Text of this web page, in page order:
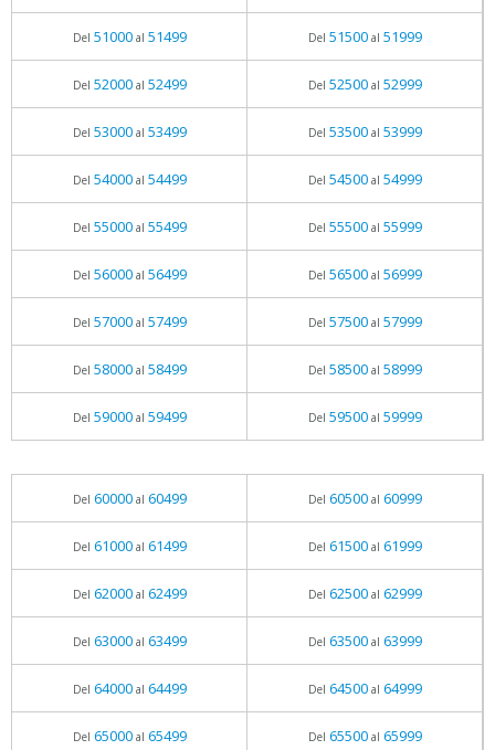
Del 51000al 51499 Del 51500al 51999
Del 52000al 52499 Del 52500al 52999
Del 53000al 53499 Del 53500al 53999
Del 54000al 54499 Del 54500al 54999
Del 55000al 55499 Del 55500al 55999
Del 56000al 56499 Del 56500al 56999
Del 57000al 57499 Del 57500al 57999
Del 58000al 58499 Del 58500al 58999
Del 59000al 59499 Del 59500al 59999
Del 60000al 60499 Del 60500al 60999
Del 61000al 61499 Del 61500al 61999
Del 62000al 62499 Del 62500al 62999
Del 63000al 63499 Del 63500al 63999
Del 64000al 64499 Del 64500al 64999
Del 65000al 65499 Del 65500al 65999